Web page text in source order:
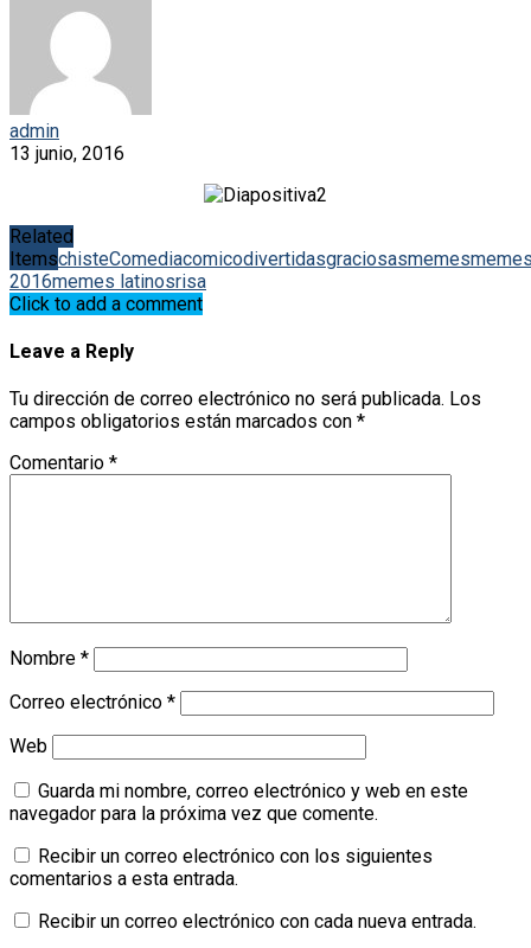
admin
13 junio, 2016
Related
ItemschisteComediacomicodivertidasgraciosasmemes
2016memes latinosrisa
Click to add a comment
Leave a Reply
Tu dirección de correo electrónico no será publicada. Los
campos obligatorios están marcados con *
Comentario *
Nombre *
Correo electrónico *
Web
Guarda mi nombre, correo electrónico y web en este
navegador para la próxima vez que comente.
Recibir un correo electrónico con los siguientes
comentarios a esta entrada.
Recibir un correo electrónico con cada nueva entrada.